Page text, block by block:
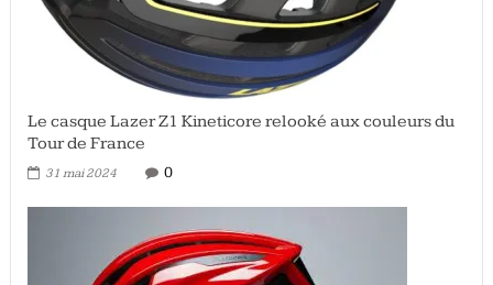
Le casque Lazer Z1 Kineticore relooké aux couleurs du
Tour de France
31 mai 2024 0